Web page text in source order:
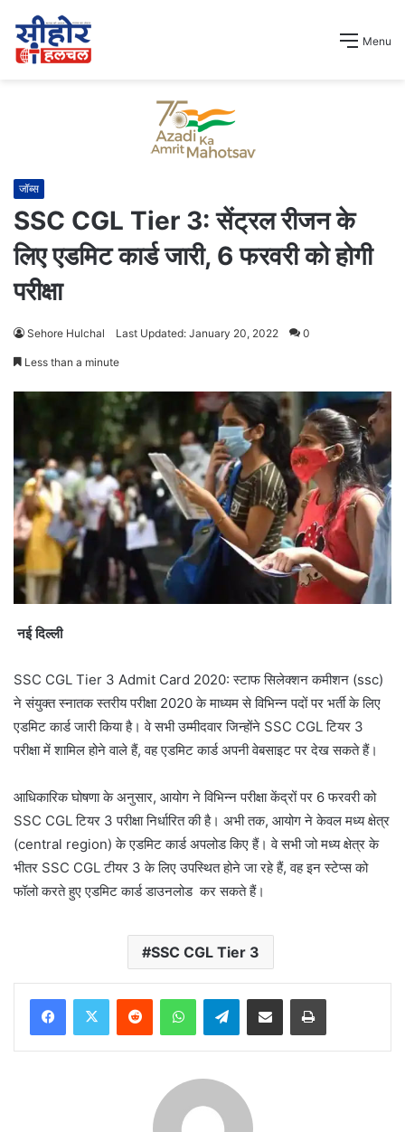
Menu
जॉब्स
SSC CGL Tier 3: सेंट्रल रीजन के
लिए एडमिट कार्ड जारी, 6 फरवरी को होगी
परीक्षा
Sehore Hulchal Last Updated: January 20, 2022 0
Less than a minute
नई दिल्ली
SSC CGL Tier 3 Admit Card 2020: स्टाफ सिलेक्शन कमीशन (ssc)
ने संयुक्त स्नातक स्तरीय परीक्षा 2020 के माध्यम से विभिन्न पदों पर भर्ती के लिए
एडमिट कार्ड जारी किया है। वे सभी उम्मीदवार जिन्होंने SSC CGL टियर 3
परीक्षा में शामिल होने वाले हैं, वह एडमिट कार्ड अपनी वेबसाइट पर देख सकते हैं।
आधिकारिक घोषणा के अनुसार, आयोग ने विभिन्न परीक्षा केंद्रों पर 6 फरवरी को
SSC CGL टियर 3 परीक्षा निर्धारित की है। अभी तक, आयोग ने केवल मध्य क्षेत्र
(central region) के एडमिट कार्ड अपलोड किए हैं। वे सभी जो मध्य क्षेत्र के
भीतर SSC CGL टीयर 3 के लिए उपस्थित होने जा रहे हैं, वह इन स्टेप्स को
फॉलो करते हुए एडमिट कार्ड डाउनलोड कर सकते हैं।
SSC CGL Tier 3
Telegram